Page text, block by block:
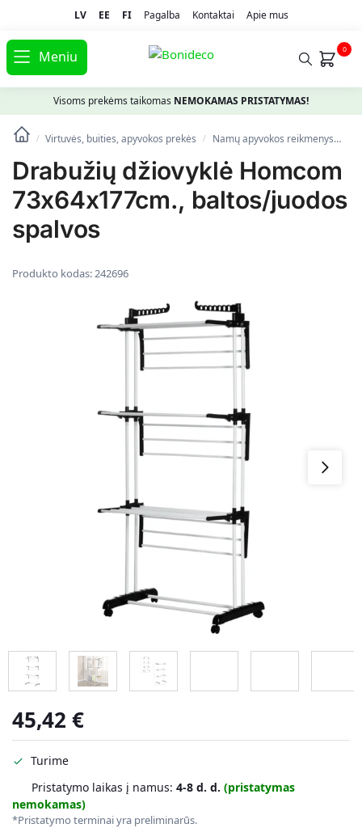
LV EE FI Pagalba Kontaktai Apie mus
Meniu 0
Visoms prekėms taikomas NEMOKAMAS PRISTATYMAS!
/ Virtuvės, buities, apyvokos prekės / Namų apyvokos reikmenys
Drabužių džiovyklė Homcom
73x64x177cm., baltos/juodos
spalvos
Produkto kodas:242696
45,42 €
Turime
Pristatymo laikas į namus: 4-8 d. d. (pristatymas
nemokamas)
*Pristatymo terminai yra preliminarūs.